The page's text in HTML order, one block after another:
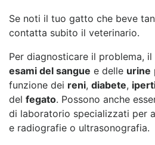
Se noti il tuo gatto che beve
contatta subito il veterinario.
Per diagnosticare il problema,
esami del sangue e delle urine
funzione dei reni, diabete,
del fegato. Possono anche
di laboratorio specializzati per
e radiografie o ultrasonografia.